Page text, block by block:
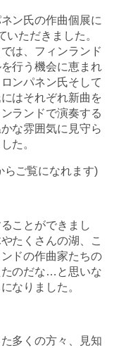
ン氏の作曲個展に
ただきました。
は、フィンランド
行う機会に恵まれ
ンパネン氏そして
はそれぞれ新曲を
ランドで演奏する
な雰囲気に見守ら
た。
らご覧になれます)
ことができまし
たくさんの湖、こ
ドの作曲家たちの
のだな…と思いな
なりました。
多くの方々、見知